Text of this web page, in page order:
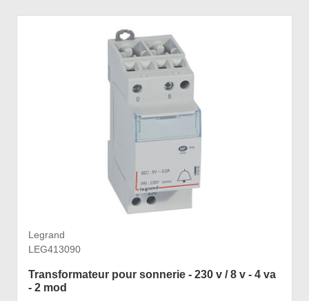
Legrand
LEG413090
Transformateur pour sonnerie - 230 v / 8 v - 4 va
- 2 mod